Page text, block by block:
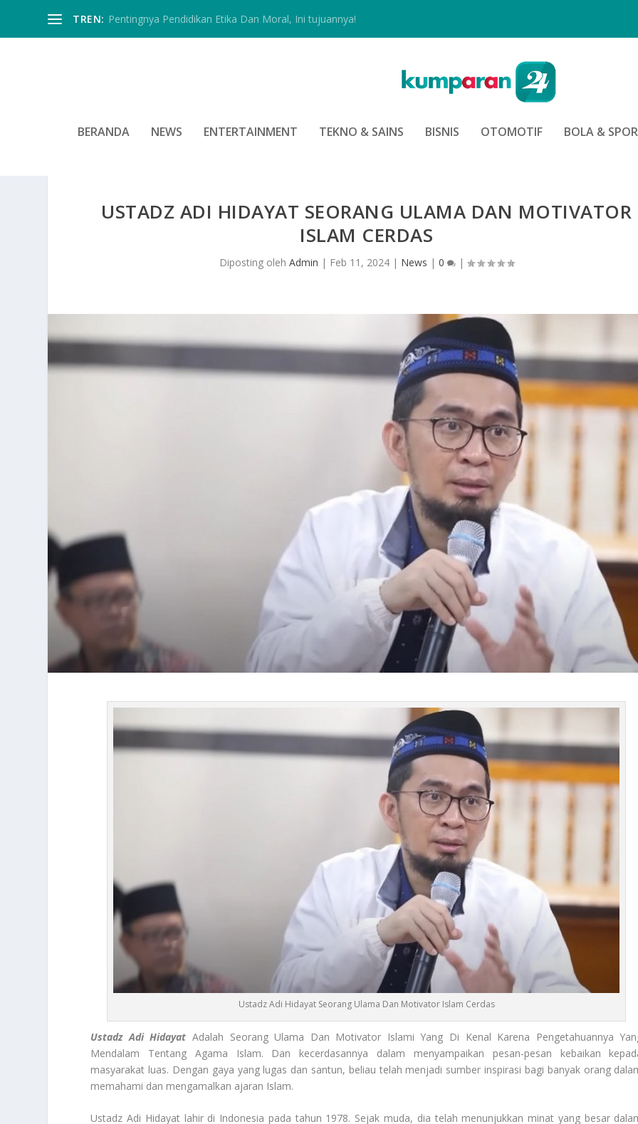
TREN: Pentingnya Pendidikan Etika Dan Moral, Ini tujuannya!
BERANDA NEWS ENTERTAINMENT TEKNO & SAINS BISNIS OTOMOTIF BOLA &
USTADZ ADI HIDAYAT SEORANG ULAMA DAN MOTIVATOR
ISLAM CERDAS
Diposting oleh Admin | Feb 11, 2024| News | 0 |
Ustadz Adi Hidayat Seorang Ulama Dan Motivator Islam Cerdas
Ustadz Adi Hidayat Adalah Seorang Ulama Dan Motivator Islami Yang Di Kenal Karena Pengetahuannya
Mendalam Tentang Agama Islam. Dan kecerdasannya dalam menyampaikan pesan-pesan kebaikan
masyarakat luas. Dengan gaya yang lugas dan santun, beliau telah menjadi sumber inspirasi bagi banyak orang
memahami dan mengamalkan ajaran Islam.
Ustadz Adi Hidayat lahir di Indonesia pada tahun 1978. Sejak muda, dia telah menunjukkan minat yang besar